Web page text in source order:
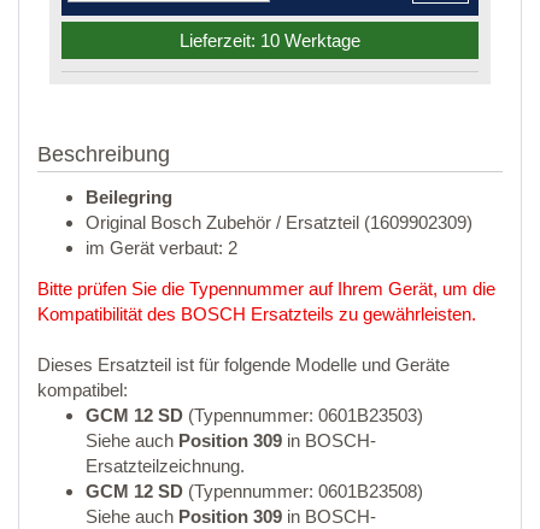
Lieferzeit: 10 Werktage
Beschreibung
Beilegring
Original Bosch Zubehör / Ersatzteil (1609902309)
im Gerät verbaut: 2
Bitte prüfen Sie die Typennummer auf Ihrem Gerät, um die
Kompatibilität des BOSCH Ersatzteils zu gewährleisten.
Dieses Ersatzteil ist für folgende Modelle und Geräte
kompatibel:
GCM 12 SD (Typennummer: 0601B23503)
Siehe auch Position 309 in BOSCH-
Ersatzteilzeichnung.
GCM 12 SD (Typennummer: 0601B23508)
Siehe auch Position 309 in BOSCH-